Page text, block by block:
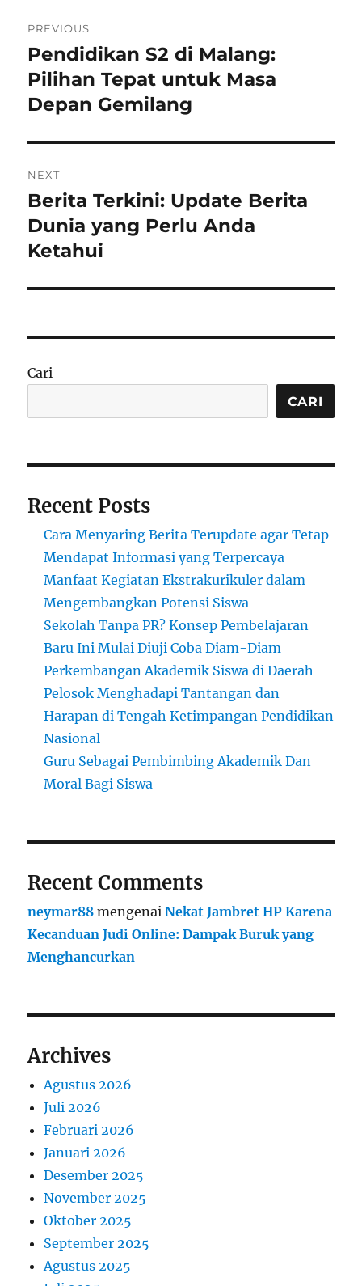
pos
PREVIOUS
Previous
post:
Pendidikan S2 di Malang:
Pilihan Tepat untuk Masa
Depan Gemilang
NEXT
Next
post:
Berita Terkini: Update Berita
Dunia yang Perlu Anda
Ketahui
Cari
CARI
Recent Posts
Cara Menyaring Berita Terupdate agar Tetap
Mendapat Informasi yang Terpercaya
Manfaat Kegiatan Ekstrakurikuler dalam
Mengembangkan Potensi Siswa
Sekolah Tanpa PR? Konsep Pembelajaran
Baru Ini Mulai Diuji Coba Diam-Diam
Perkembangan Akademik Siswa di Daerah
Pelosok Menghadapi Tantangan dan
Harapan di Tengah Ketimpangan Pendidikan
Nasional
Guru Sebagai Pembimbing Akademik Dan
Moral Bagi Siswa
Recent Comments
neymar88 mengenaiNekat Jambret HP Karena
Kecanduan Judi Online: Dampak Buruk yang
Menghancurkan
Archives
Agustus 2026
Juli 2026
Februari 2026
Januari 2026
Desember 2025
November 2025
Oktober 2025
September 2025
Agustus 2025